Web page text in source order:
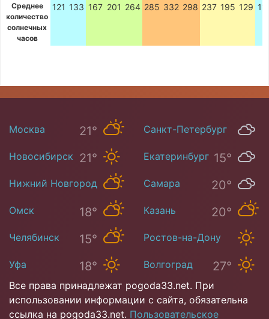
Среднее
количество
солнечных
часов
121 133 167 201 264 285 332 298 237 195 129
Москва 21° Санкт-Петербург
15°
Новосибирск 21° Екатеринбург 15°
Нижний Новгород
20°
Самара 20°
Омск 18° Казань 20°
Челябинск 15° Ростов-на-Дону
26°
Уфа 18° Волгоград 27°
Все права принадлежат pogoda33.net. При
использовании информации с сайта, обязательна
ссылка на pogoda33.net. Пользовательское